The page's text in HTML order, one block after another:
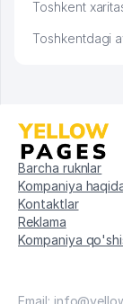
Toshkent
Toshkentdagi
Barcha ruknlar
Kompaniya
Kontaktlar
Reklama
Kompaniya